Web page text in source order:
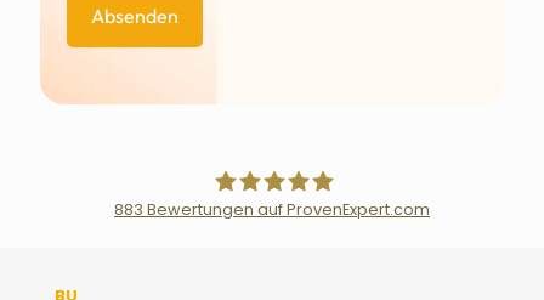
883 Bewertungen auf ProvenExpert.com